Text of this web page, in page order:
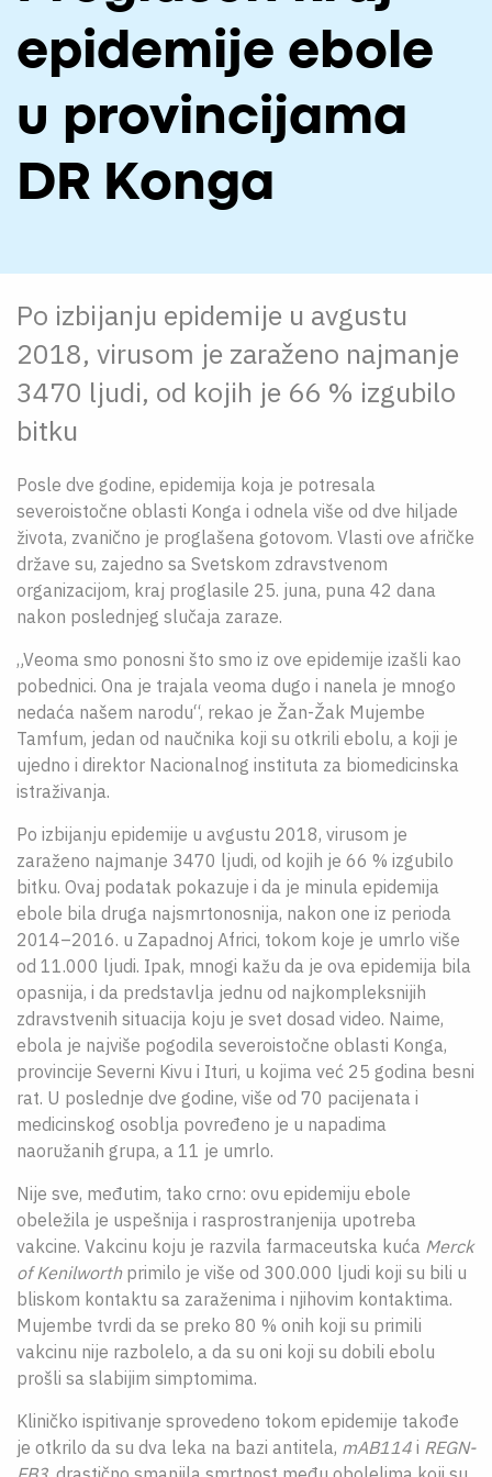
CPN
ЋИР
epidemije ebole
u provincijama
DR Konga
Po izbijanju epidemije u avgustu
2018, virusom je zaraženo najmanje
3470 ljudi, od kojih je 66 % izgubilo
bitku
Posle dve godine, epidemija koja je potresala
severoistočne oblasti Konga i odnela više od dve hiljade
života, zvanično je proglašena gotovom. Vlasti ove afričke
države su, zajedno sa Svetskom zdravstvenom
organizacijom, kraj proglasile 25. juna, puna 42 dana
nakon poslednjeg slučaja zaraze.
„Veoma smo ponosni što smo iz ove epidemije izašli kao
pobednici. Ona je trajala veoma dugo i nanela je mnogo
nedaća našem narodu“, rekao je Žan-Žak Mujembe
Tamfum, jedan od naučnika koji su otkrili ebolu, a koji je
ujedno i direktor Nacionalnog instituta za biomedicinska
istraživanja.
Po izbijanju epidemije u avgustu 2018, virusom je
zaraženo najmanje 3470 ljudi, od kojih je 66 % izgubilo
bitku. Ovaj podatak pokazuje i da je minula epidemija
ebole bila druga najsmrtonosnija, nakon one iz perioda
2014–2016. u Zapadnoj Africi, tokom koje je umrlo više
od 11.000 ljudi. Ipak, mnogi kažu da je ova epidemija bila
opasnija, i da predstavlja jednu od najkompleksnijih
zdravstvenih situacija koju je svet dosad video. Naime,
ebola je najviše pogodila severoistočne oblasti Konga,
provincije Severni Kivu i Ituri, u kojima već 25 godina besni
rat. U poslednje dve godine, više od 70 pacijenata i
medicinskog osoblja povređeno je u napadima
naoružanih grupa, a 11 je umrlo.
Nije sve, međutim, tako crno: ovu epidemiju ebole
obeležila je uspešnija i rasprostranjenija upotreba
vakcine. Vakcinu koju je razvila farmaceutska kuća Merck
of Kenilworthprimilo je više od 300.000 ljudi koji su bili u
bliskom kontaktu sa zaraženima i njihovim kontaktima.
Mujembe tvrdi da se preko 80 % onih koji su primili
vakcinu nije razbolelo, a da su oni koji su dobili ebolu
prošli sa slabijim simptomima.
Kliničko ispitivanje sprovedeno tokom epidemije takođe
je otkrilo da su dva leka na bazi antitela, mAB114 i REGN-